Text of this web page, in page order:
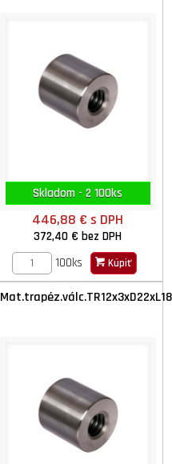
Skladom - 2 100ks
446,88 €s DPH
372,40 €bez DPH
100ks
Kúpiť
Mat.trapéz.válc.TR12x3xD22xL18